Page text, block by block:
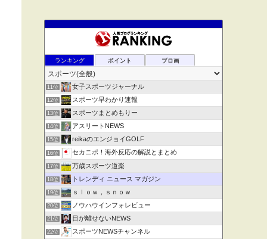
ランキング ポイント ブロ画
11位 女子スポーツジャーナル
12位 スポーツ早わかり速報
13位 スポーツまとめもりー
14位 アスリートNEWS
15位 reikaのエンジョイGOLF
16位 セカニポ！海外反応の解説とまとめ
17位 万歳スポーツ道楽
18位 トレンディ ニュース マガジン
19位 ｓｌｏｗ，ｓｎｏｗ
20位 ノウハウインフォレビュー
21位 目が離せないNEWS
22位 スポーツNEWSチャンネル